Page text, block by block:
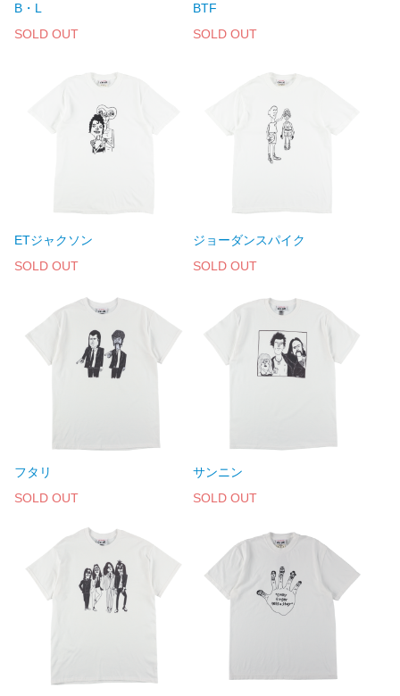
B・L
SOLD OUT
BTF
SOLD OUT
ETジャクソン
SOLD OUT
ジョーダンスパイク
SOLD OUT
フタリ
SOLD OUT
サンニン
SOLD OUT